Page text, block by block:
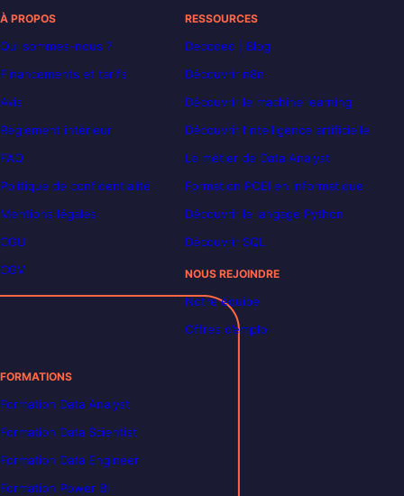
À PROPOS
Qui sommes-nous ?
Financements et tarifs
Avis
Règlement intérieur
FAQ
Politique de confidentialité
Mentions légales
CGU
CGV
RESSOURCES
Decoded | Blog
Découvrir n8n
Découvrir le machine learning
Découvrir l’intelligence artificielle
Le métier de Data Analyst
Formation POEI en informatique
Découvrir le langage Python
Découvrir SQL
NOUS REJOINDRE
Notre équipe
Offres d’emploi
FORMATIONS
Formation Data Analyst
Formation Data Scientist
Formation Data Engineer
Formation Power BI